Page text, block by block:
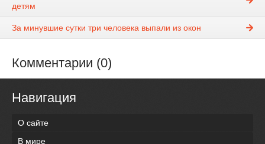
детям
За минувшие сутки три человека выпали из окон
Комментарии (0)
Навигация
О сайте
В мире